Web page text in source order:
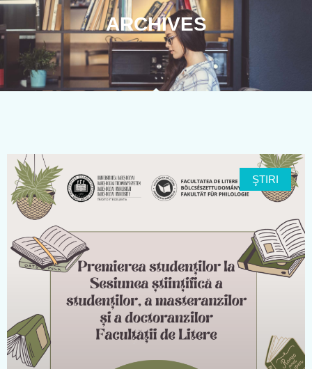
ARCHIVES
ŞTIRI